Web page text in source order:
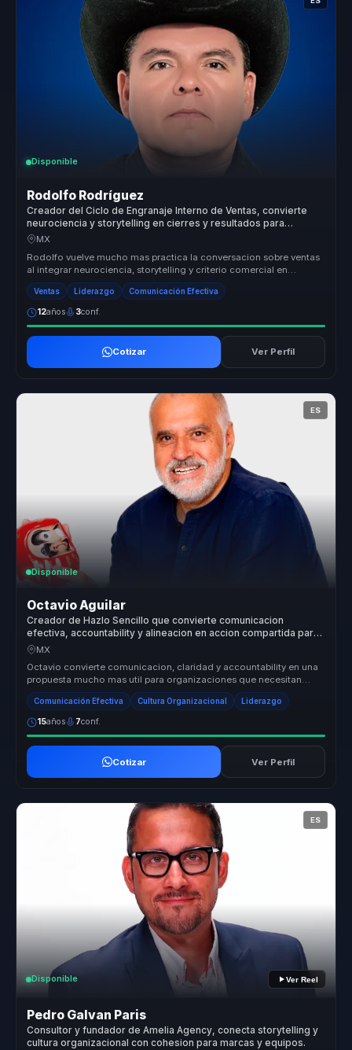
Disponible
Rodolfo Rodríguez
Creador del Ciclo de Engranaje Interno de Ventas, convierte
neurociencia y storytelling en cierres y resultados para
equipos de venta.
MX
Rodolfo vuelve mucho mas practica la conversacion sobre ventas
al integrar neurociencia, storytelling y criterio comercial en
herramienta...
Ventas Liderazgo Comunicación Efectiva
12años 3conf.
Cotizar Ver Perfil
ES
Disponible
Octavio Aguilar
Creador de Hazlo Sencillo que convierte comunicacion
efectiva, accountability y alineacion en accion compartida para
empresas y equipos.
MX
Octavio convierte comunicacion, claridad y accountability en una
propuesta mucho mas util para organizaciones que necesitan
alinear equip...
Comunicación Efectiva Cultura Organizacional Liderazgo
15años 7conf.
Cotizar Ver Perfil
ES
Disponible Ver Reel
Pedro Galvan Paris
Consultor y fundador de Amelia Agency, conecta storytelling y
cultura organizacional con cohesion para marcas y equipos.